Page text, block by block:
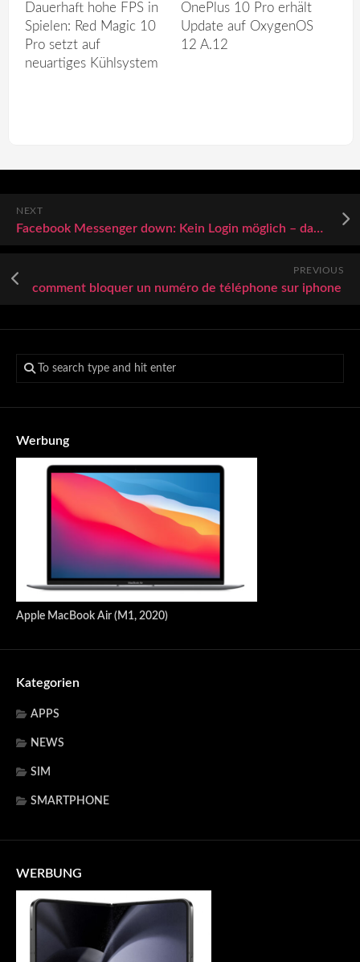
Dauerhaft hohe FPS in
Spielen: Red Magic 10
Pro setzt auf
neuartiges Kühlsystem
OnePlus 10 Pro erhält
Update auf OxygenOS
12 A.12
NEXT
Facebook Messenger down: Kein Login möglich – das ist der Grund
PREVIOUS
comment bloquer un numéro de téléphone sur iphone
Werbung
Apple MacBook Air (M1, 2020)
Kategorien
APPS
NEWS
SIM
SMARTPHONE
WERBUNG